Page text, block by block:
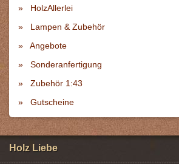
HolzAllerlei
Lampen & Zubehör
Angebote
Sonderanfertigung
Zubehör 1:43
Gutscheine
Holz Liebe